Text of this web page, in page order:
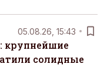
05.08.26, 15:43
солидные